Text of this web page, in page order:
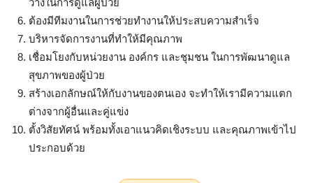
ว่างในการดูแลผู้ป่วย
ต้องมีทีมงานในการช่วยทำงานให้ประสบความสำเร็จ
บริหารจัดการงานที่ทำให้มีคุณภาพ
เชื่อมโยงกับหน่วยงาน องค์กร และชุมชน ในการพัฒนาดูแล
สุขภาพของผู้ป่วย
สร้างเอกลักษณ์ให้กับงานของตนเอง จะทำให้เรามีความแตก
ต่างจากผู้อื่นและคู่แข่ง
ตั้งวิสัยทัศน์ พร้อมทั้งเอาแนวคิดเชิงระบบ และคุณภาพเข้าไป
ประกอบด้วย